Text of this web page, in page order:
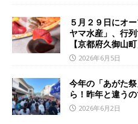
５月２９日にオ
ヤマ水産」、行
【京都府久御山町
2026年6月5日
今年の「あがた
ら！昨年と違う
2026年6月2日